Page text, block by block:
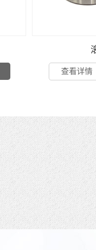
查看详情